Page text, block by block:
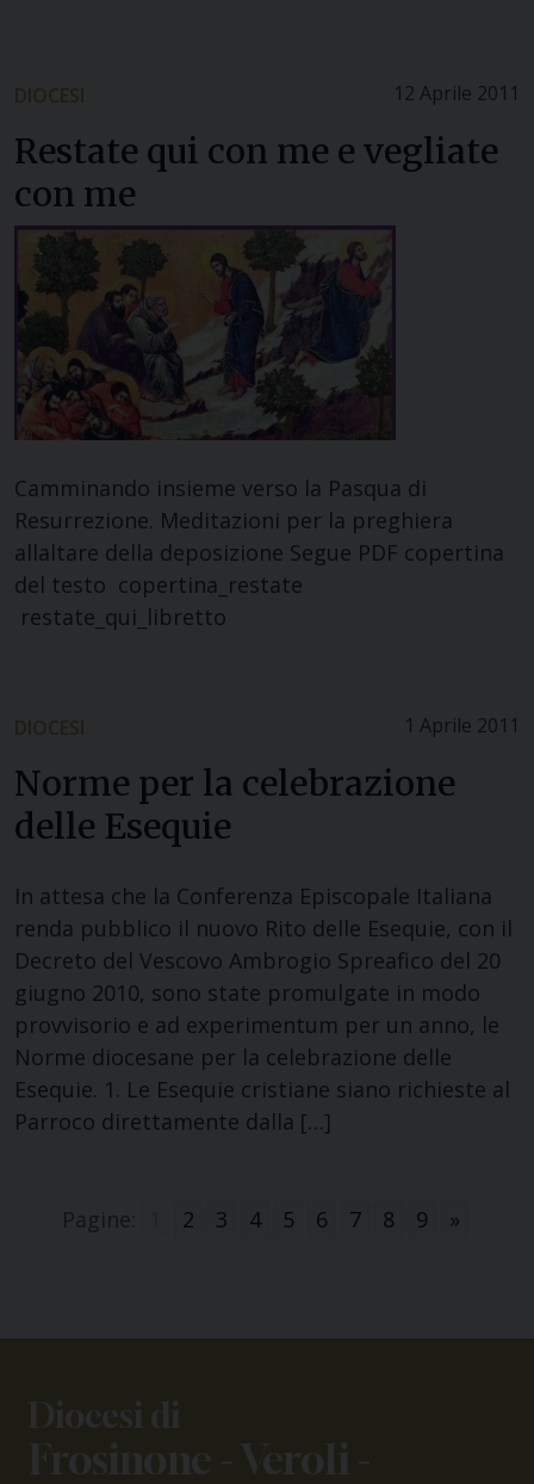
12 Aprile 2011
DIOCESI
Restate qui con me e vegliate
con me
Camminando insieme verso la Pasqua di
Resurrezione. Meditazioni per la preghiera
allaltare della deposizione Segue PDF copertina
del testo copertina_restate
restate_qui_libretto
1 Aprile 2011
DIOCESI
Norme per la celebrazione
delle Esequie
In attesa che la Conferenza Episcopale Italiana
renda pubblico il nuovo Rito delle Esequie, con il
Decreto del Vescovo Ambrogio Spreafico del 20
giugno 2010, sono state promulgate in modo
provvisorio e ad experimentum per un anno, le
Norme diocesane per la celebrazione delle
Esequie. 1. Le Esequie cristiane siano richieste al
Parroco direttamente dalla […]
Pagine: 2 3 4 5 6 7 8 9 »
Diocesi di
Frosinone - Veroli -